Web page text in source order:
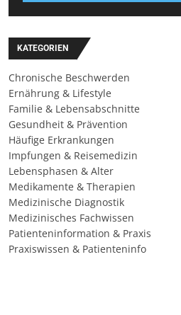
KATEGORIEN
Chronische Beschwerden
Ernährung & Lifestyle
Familie & Lebensabschnitte
Gesundheit & Prävention
Häufige Erkrankungen
Impfungen & Reisemedizin
Lebensphasen & Alter
Medikamente & Therapien
Medizinische Diagnostik
Medizinisches Fachwissen
Patienteninformation & Praxis
Praxiswissen & Patienteninfo